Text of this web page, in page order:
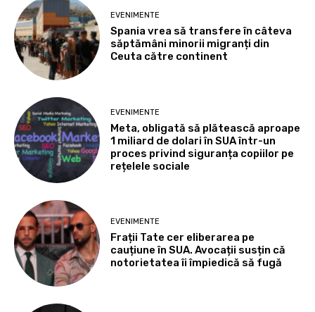
EVENIMENTE
Spania vrea să transfere în câteva
săptămâni minorii migranți din
Ceuta către continent
EVENIMENTE
Meta, obligată să plătească aproape
1 miliard de dolari în SUA într-un
proces privind siguranța copiilor pe
rețelele sociale
EVENIMENTE
Frații Tate cer eliberarea pe
cauțiune în SUA. Avocații susțin că
notorietatea îi împiedică să fugă